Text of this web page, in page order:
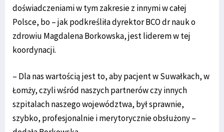
doświadczeniami w tym zakresie z innymi w całej
Polsce, bo – jak podkreśliła dyrektor BCO dr nauk o
zdrowiu Magdalena Borkowska, jest liderem w tej
koordynacji.
– Dla nas wartością jest to, aby pacjent w Suwałkach, w
Łomży, czyli wśród naszych partnerów czy innych
szpitalach naszego województwa, był sprawnie,
szybko, profesjonalnie i merytorycznie obsłużony –